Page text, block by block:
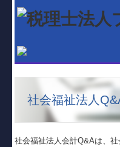
経営理念
業務案内
社会福祉法人
社会福祉法人会計Q&Aは、